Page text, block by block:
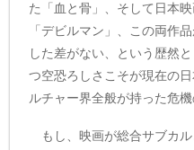
た「血と骨」、そして日本
「デビルマン」、この両作
した差がない、という歴然
つ空恐ろしさこそが現在の
ルチャー界全般が持った危
もし、映画が総合サブカ